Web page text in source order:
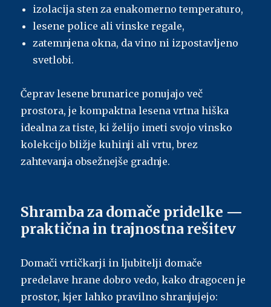
izolacija sten za enakomerno temperaturo,
lesene police ali vinske regale,
zatemnjena okna, da vino ni izpostavljeno
svetlobi.
Čeprav lesene brunarice ponujajo več
prostora, je kompaktna lesena vrtna hiška
idealna za tiste, ki želijo imeti svojo vinsko
kolekcijo bližje kuhinji ali vrtu, brez
zahtevanja obsežnejše gradnje.
Shramba za domače pridelke —
praktična in trajnostna rešitev
Domači vrtičkarji in ljubitelji domače
predelave hrane dobro vedo, kako dragocen je
prostor, kjer lahko pravilno shranjujejo: